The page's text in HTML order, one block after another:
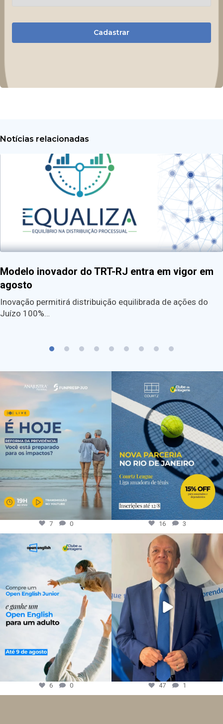
Cadastrar
Notícias relacionadas
Modelo inovador do TRT-RJ entra em vigor em
agosto
Inovação permitirá distribuição equilibrada de ações do
Juízo 100%…
7 0 16 3
6 0 47 1